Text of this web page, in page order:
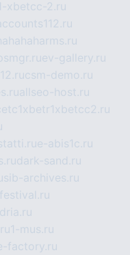
xbetcc-2.ru
hahahaharms.ru
ev-gallery.ru
csm-demo.ru
allseo-host.ru
e-abis1c.ru
dark-sand.ru
sib-archives.ru
1-mus.ru
factory.ru